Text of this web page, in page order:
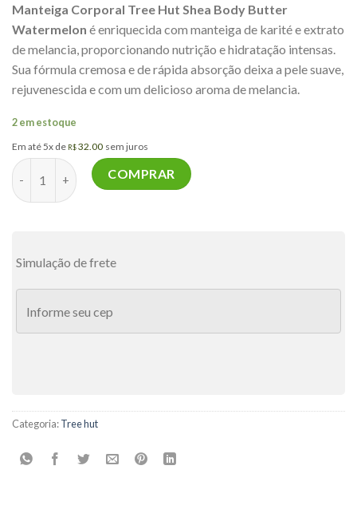
Manteiga Corporal Tree Hut Shea Body Butter
Watermelon é enriquecida com manteiga de karité e extrato
de melancia, proporcionando nutrição e hidratação intensas.
Sua fórmula cremosa e de rápida absorção deixa a pele suave,
rejuvenescida e com um delicioso aroma de melancia.
2 em estoque
Em até 5x de R$32.00 sem juros
Watermelon Tree Hut - Manteiga Corporal 240g quantidade
COMPRAR
Simulação de frete
Categoria:Tree hut